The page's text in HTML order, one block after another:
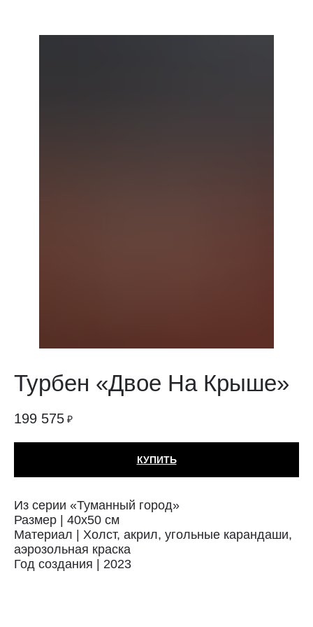
Турбен «Двое На Крыше»
199 575 ₽
КУПИТЬ
Из серии «Туманный город»
Размер | 40х50 см
Материал | Холст, акрил, угольные карандаши,
аэрозольная краска
Год создания | 2023